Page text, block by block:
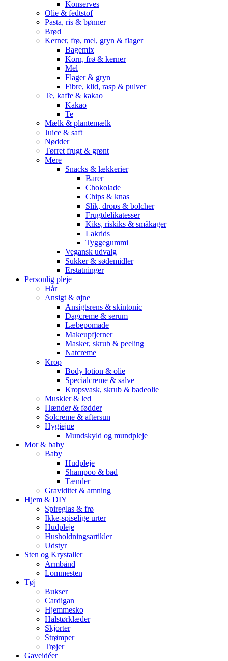
Konserves
Olie & fedtstof
Pasta, ris & bønner
Brød
Kerner, frø, mel, gryn & flager
Bagemix
Korn, frø & kerner
Mel
Flager & gryn
Fibre, klid, rasp & pulver
Te, kaffe & kakao
Kakao
Te
Mælk & plantemælk
Juice & saft
Nødder
Tørret frugt & grønt
Mere
Snacks & lækkerier
Barer
Chokolade
Chips & knas
Slik, drops & bolcher
Frugtdelikatesser
Kiks, riskiks & småkager
Lakrids
Tyggegummi
Vegansk udvalg
Sukker & sødemidler
Erstatninger
Personlig pleje
Hår
Ansigt & øjne
Ansigtsrens & skintonic
Dagcreme & serum
Læbepomade
Makeupfjerner
Masker, skrub & peeling
Natcreme
Krop
Body lotion & olie
Specialcreme & salve
Kropsvask, skrub & badeolie
Muskler & led
Hænder & fødder
Solcreme & aftersun
Hygiejne
Mundskyld og mundpleje
Mor & baby
Baby
Hudpleje
Shampoo & bad
Tænder
Graviditet & amning
Hjem & DIY
Spireglas & frø
Ikke-spiselige urter
Hudpleje
Husholdningsartikler
Udstyr
Sten og Krystaller
Armbånd
Lommesten
Tøj
Bukser
Cardigan
Hjemmesko
Halstørklæder
Skjorter
Strømper
Trøjer
Gaveidéer